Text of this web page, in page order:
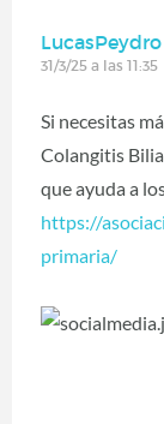
LucasPeydro
31/3/25 a las 11:35
Si necesitas
Colangitis
que ayuda a
https://
primaria/